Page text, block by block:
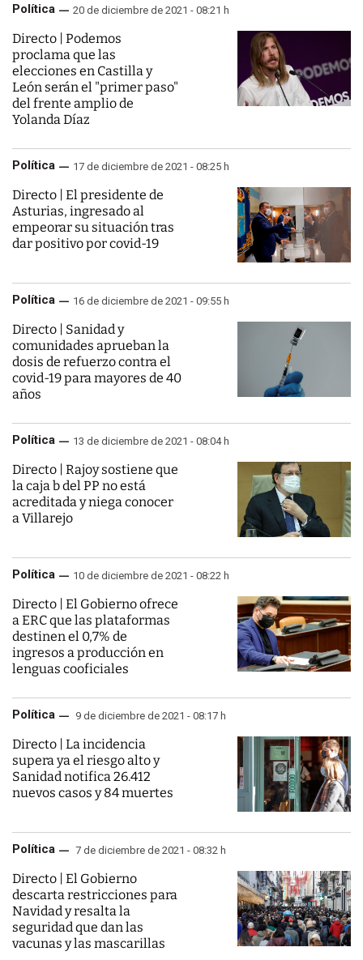
Política 20 de diciembre de 2021 - 08:21 h
Directo | Podemos
proclama que las
elecciones en Castilla y
León serán el "primer paso"
del frente amplio de
Yolanda Díaz
Política 17 de diciembre de 2021 - 08:25 h
Directo | El presidente de
Asturias, ingresado al
empeorar su situación tras
dar positivo por covid-19
Política 16 de diciembre de 2021 - 09:55 h
Directo | Sanidad y
comunidades aprueban la
dosis de refuerzo contra el
covid-19 para mayores de 40
años
Política 13 de diciembre de 2021 - 08:04 h
Directo | Rajoy sostiene que
la caja b del PP no está
acreditada y niega conocer
a Villarejo
Política 10 de diciembre de 2021 - 08:22 h
Directo | El Gobierno ofrece
a ERC que las plataformas
destinen el 0,7% de
ingresos a producción en
lenguas cooficiales
Política 9 de diciembre de 2021 - 08:17 h
Directo | La incidencia
supera ya el riesgo alto y
Sanidad notifica 26.412
nuevos casos y 84 muertes
Política 7 de diciembre de 2021 - 08:32 h
Directo | El Gobierno
descarta restricciones para
Navidad y resalta la
seguridad que dan las
vacunas y las mascarillas